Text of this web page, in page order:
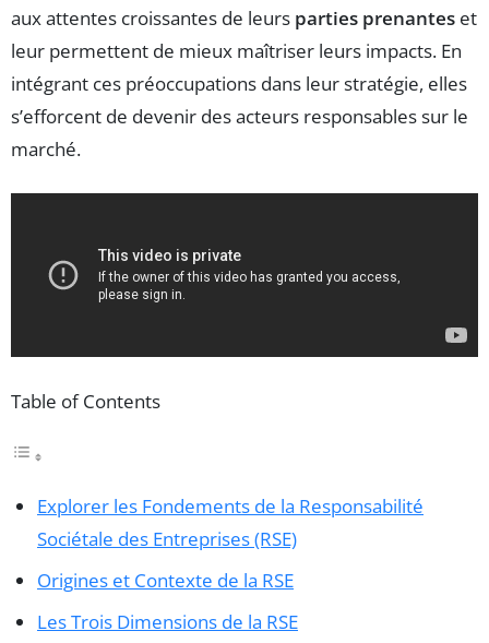
aux attentes croissantes de leurs parties prenantes et
leur permettent de mieux maîtriser leurs impacts. En
intégrant ces préoccupations dans leur stratégie, elles
s’efforcent de devenir des acteurs responsables sur le
marché.
Table of Contents
Explorer les Fondements de la Responsabilité
Sociétale des Entreprises (RSE)
Origines et Contexte de la RSE
Les Trois Dimensions de la RSE